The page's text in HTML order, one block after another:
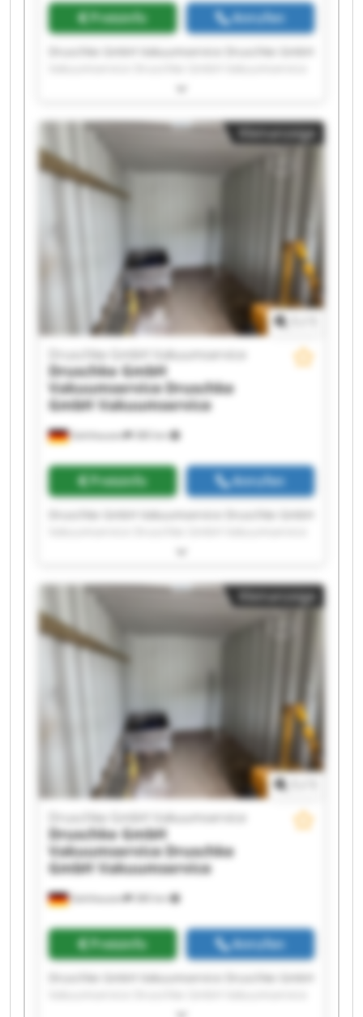
Preisinfo Anrufen
Druschke GmbH Vakuumservice Druschke GmbH
Druschke GmbH Vakuumservice Druschke GmbH
Vakuumservice Druschke GmbH Vakuumservice
Druschke GmbH Vakuumservice Druschke GmbH
Vakuumservice Druschke GmbH Vakuumservice
Druschke GmbH Vakuumservice Druschke GmbH
Vakuumservice Druschke GmbH Vakuumservice
Druschke GmbH Vakuumservice Druschke GmbH
Vakuumservice
Kleinanzeige
Gelnhausen 380 km
Druschke GmbH Vakuumservice
Druschke GmbH
VakuumserviceDruschke
GmbH Vakuumservice
Preisinfo Anrufen
Druschke GmbH Vakuumservice Druschke GmbH
Druschke GmbH Vakuumservice Druschke GmbH
Vakuumservice Druschke GmbH Vakuumservice
Druschke GmbH Vakuumservice Druschke GmbH
Vakuumservice Druschke GmbH Vakuumservice
Druschke GmbH Vakuumservice Druschke GmbH
Vakuumservice Druschke GmbH Vakuumservice
Druschke GmbH Vakuumservice Druschke GmbH
Vakuumservice
Kleinanzeige
Gelnhausen 380 km
Druschke GmbH Vakuumservice
Druschke GmbH
VakuumserviceDruschke
GmbH Vakuumservice
Preisinfo Anrufen
Druschke GmbH Vakuumservice Druschke GmbH